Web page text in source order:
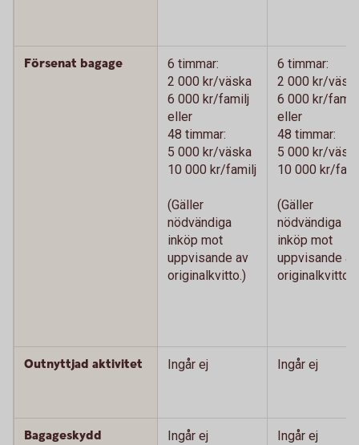
Försenat bagage
6 timmar:
2 000 kr/väska
6 000 kr/familj
eller
48 timmar:
5 000 kr/väska
10 000 kr/familj
(Gäller
nödvändiga
inköp mot
uppvisande av
originalkvitto.)
6 timmar:
2 000 kr/
6 000 kr/familj
eller
48 timmar:
5 000 kr/
10 000 kr/
(Gäller
nödvändiga
inköp mot
uppvisande av
originalkvitto.)
Outnyttjad aktivitet Ingår ej Ingår ej
Bagageskydd Ingår ej Ingår ej